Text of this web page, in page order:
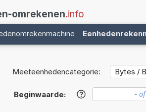
omrekenen.info
Meeteenhedencategorie:
Beginwaarde: ?